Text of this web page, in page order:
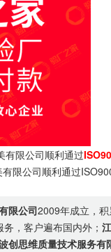
限公司顺利通过
限公司顺利通过
限公司2009年成立，
，客户遍布国内外；
创思维质量技术服务有